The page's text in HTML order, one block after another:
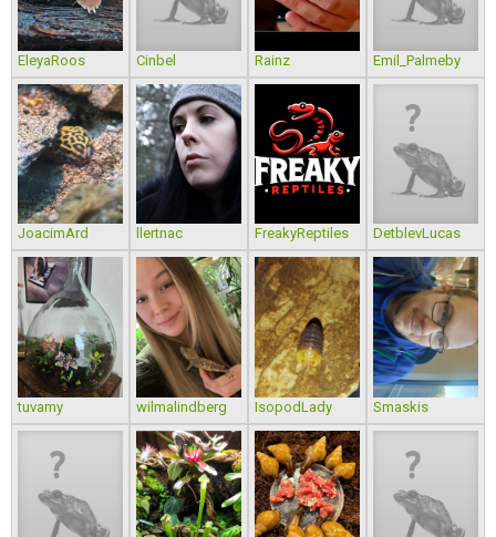
EleyaRoos Cinbel Rainz Emil_Palmeby
JoacimArd llertnac FreakyReptiles DetblevLucas
tuvamy wilmalindberg IsopodLady Smaskis